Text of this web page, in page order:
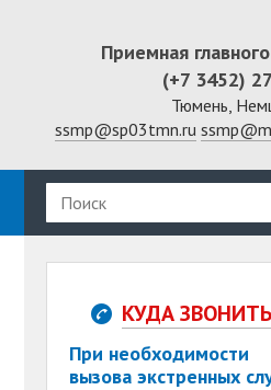
Приемная
(+7 3452)
Тюмень,
ssmp@sp03tmn.ru
КУДА
При необходимости
вызова экстренных